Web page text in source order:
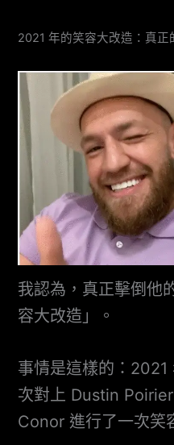
2021 年的笑容大改造：真正
我認為，真正擊倒他
容大改造」。
事情是這樣的：
次對上 Dustin Poirier
Conor 進行了一次笑